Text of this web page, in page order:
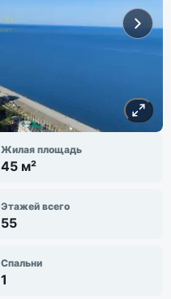
Жилая площадь
45 м²
Этажей всего
55
Спальни
1